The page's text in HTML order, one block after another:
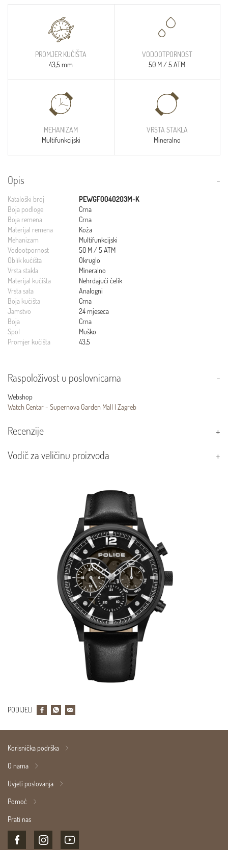
PROMJER KUĆIŠTA
43,5 mm
VODOOTPORNOST
50 M / 5 ATM
MEHANIZAM
Multifunkcijski
VRSTA STAKLA
Mineralno
Opis
Kataloški broj
PEWGF0040203M-K
Boja podloge
Crna
Boja remena
Crna
Materijal remena
Koža
Mehanizam
Multifunkcijski
Vodootpornost
50 M / 5 ATM
Oblik kućišta
Okruglo
Vrsta stakla
Mineralno
Materijal kućišta
Nehrđajući čelik
Vrsta sata
Analogni
Boja kućišta
Crna
Jamstvo
24 mjeseca
Boja
Crna
Spol
Muško
Promjer kućišta
43,5
Raspoloživost u poslovnicama
Webshop
Watch Centar - Supernova Garden Mall | Zagreb
Recenzije
Vodič za veličinu proizvoda
PODIJELI
Korisnička podrška
O nama
Uvjeti poslovanja
Pomoć
Prati nas